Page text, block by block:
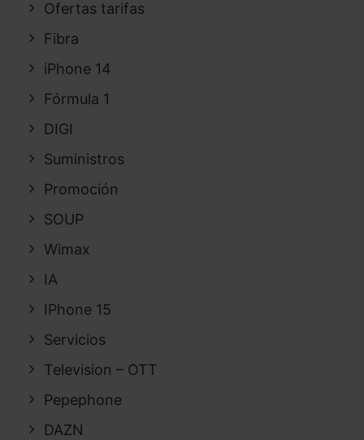
Ofertas tarifas
Fibra
iPhone 14
Fórmula 1
DIGI
Suministros
Promoción
SOUP
Wimax
IA
IPhone 15
Servicios
Television – OTT
Pepephone
DAZN